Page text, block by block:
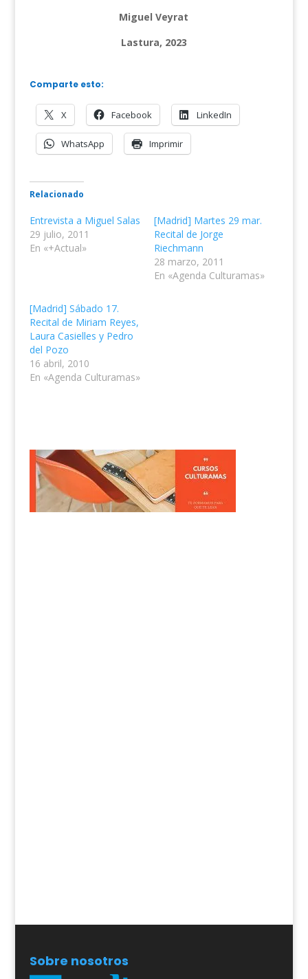
Miguel Veyrat
Lastura, 2023
Comparte esto:
X Facebook LinkedIn
WhatsApp Imprimir
Relacionado
Entrevista a Miguel Salas
29 julio, 2011
En «+Actual»
[Madrid] Martes 29 mar.
Recital de Jorge
Riechmann
28 marzo, 2011
En «Agenda Culturamas»
[Madrid] Sábado 17.
Recital de Miriam Reyes,
Laura Casielles y Pedro
del Pozo
16 abril, 2010
En «Agenda Culturamas»
Sobre nosotros